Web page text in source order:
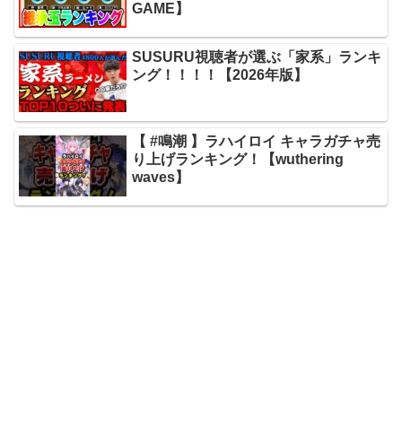
GAME】
SUSURU視聴者が選ぶ「家系」ランキ
ング！！！！【2026年版】
【 #鳴潮 】ラハイロイ キャラガチャ売
り上げランキング！【wuthering
waves】